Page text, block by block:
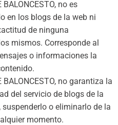
BALONCESTO, no es
en los blogs de la web ni
de ninguna
mismos. Corresponde al
o informaciones la
BALONCESTO, no garantiza la
del servicio de blogs de la
o eliminarlo de la
momento.